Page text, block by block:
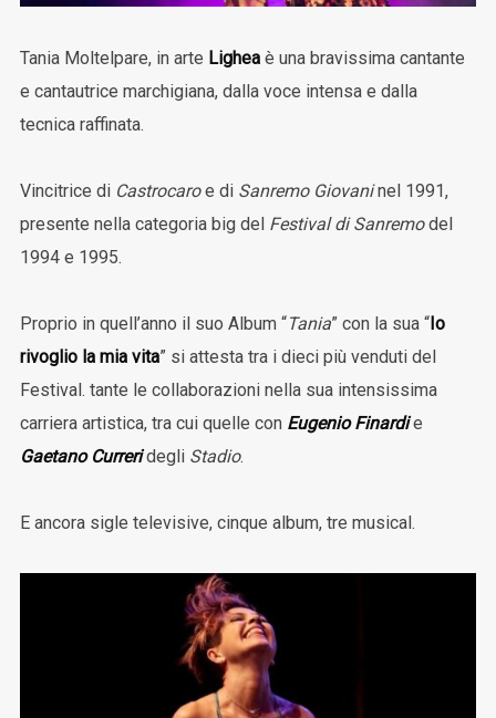
Tania Moltelpare, in arte Ligheaè una bravissima cantante
e cantautrice marchigiana, dalla voce intensa e dalla
tecnica raffinata.
Vincitrice di Castrocaroe di Sanremo Giovaninel 1991,
presente nella categoria big del Festival di Sanremodel
1994 e 1995.
Proprio in quell’anno il suo Album “Tania” con la sua “Io
rivoglio la mia vita” si attesta tra i dieci più venduti del
Festival. tante le collaborazioni nella sua intensissima
carriera artistica, tra cui quelle con Eugenio Finardie
Gaetano Curreri degli Stadio.
E ancora sigle televisive, cinque album, tre musical.